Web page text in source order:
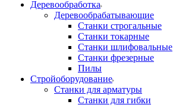
Деревообработка
Деревообрабатывающие
Станки строгальные
Станки токарные
Станки шлифовальные
Станки фрезерные
Пилы
Стройоборудование
Станки для арматуры
Станки для гибки